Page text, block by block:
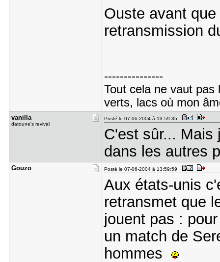
Ouste avant
retransmission
---------------
Tout cela ne vaut
verts, lacs où mon
vanilla
datoune's revival
Posté le 07-06-2004 à 13:59:35
C'est sûr... Mais
dans les autres
Gouzo Posté le 07-06-2004 à 13:59:59
Aux états-unis
retransmet que
jouent pas :
un match de
hommes